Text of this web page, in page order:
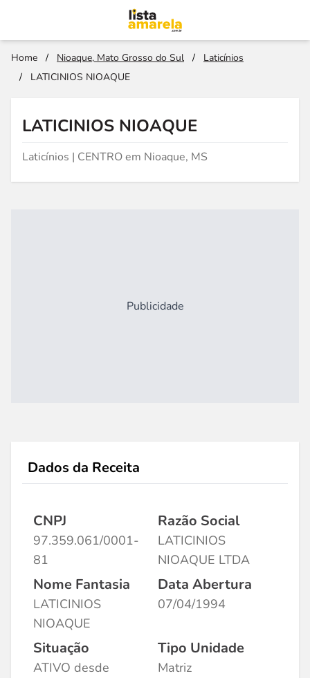
Home / Nioaque, Mato Grosso do Sul /
Laticínios
/
LATICINIOS NIOAQUE
LATICINIOS NIOAQUE
Laticínios | CENTRO em Nioaque, MS
Publicidade
Dados da Receita
CNPJ
97.359.061/0001-
81
Razão Social
LATICINIOS
NIOAQUE LTDA
Nome Fantasia
LATICINIOS
NIOAQUE
Data Abertura
07/04/1994
Situação
ATIVO desde
Tipo Unidade
Matriz